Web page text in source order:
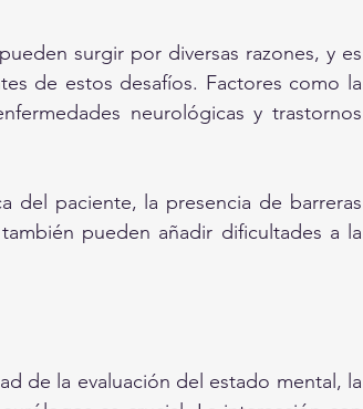
surgir por diversas razones, y es
de estos desafíos. Factores como la
neurológicas y trastornos
del paciente, la presencia de barreras
pueden añadir dificultades a la
de la evaluación del estado mental, la